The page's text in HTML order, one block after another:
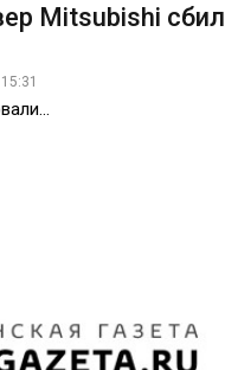
Mitsubishi сбил